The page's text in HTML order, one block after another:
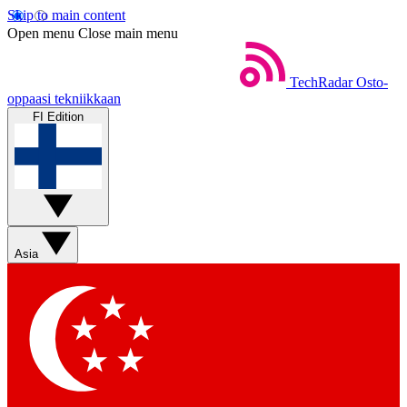
Skip to main content
Open menu Close main menu
TechRadar Osto-
oppaasi tekniikkaan
FI Edition
Asia